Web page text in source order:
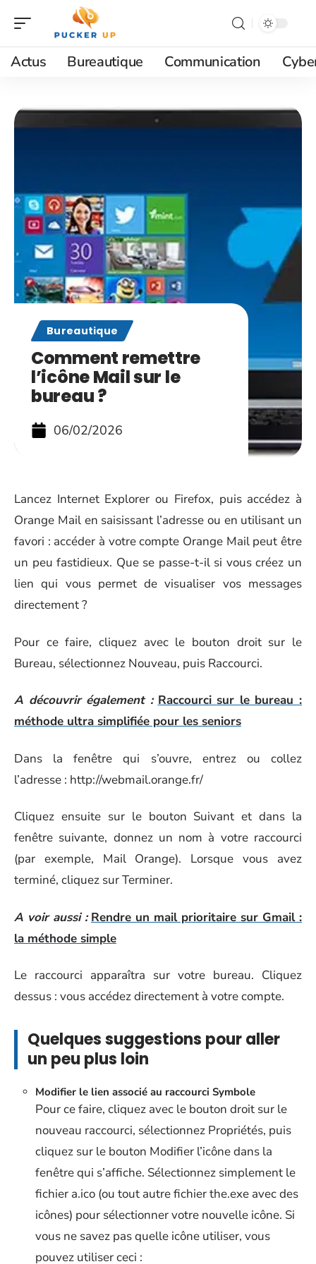
Actus Bureautique Communication
Bureautique
Comment remettre
l’icône Mail sur le
bureau ?
06/02/2026
Lancez Internet Explorer ou Firefox, puis accédez à
Orange Mail en saisissant l’adresse ou en utilisant un
favori : accéder à votre compte Orange Mail peut être
un peu fastidieux. Que se passe-t-il si vous créez un
lien qui vous permet de visualiser vos messages
directement ?
Pour ce faire, cliquez avec le bouton droit sur le
Bureau, sélectionnez Nouveau, puis Raccourci.
A découvrir également : Raccourci sur le bureau :
méthode ultra simplifiée pour les seniors
Dans la fenêtre qui s’ouvre, entrez ou collez
l’adresse : http://webmail.orange.fr/
Cliquez ensuite sur le bouton Suivant et dans la
fenêtre suivante, donnez un nom à votre raccourci
(par exemple, Mail Orange). Lorsque vous avez
terminé, cliquez sur Terminer.
A voir aussi : Rendre un mail prioritaire sur Gmail :
la méthode simple
Le raccourci apparaîtra sur votre bureau. Cliquez
dessus : vous accédez directement à votre compte.
Quelques suggestions pour aller
un peu plus loin
Modifier le lien associé au raccourci Symbole
Pour ce faire, cliquez avec le bouton droit sur le
nouveau raccourci, sélectionnez Propriétés, puis
cliquez sur le bouton Modifier l’icône dans la
fenêtre qui s’affiche. Sélectionnez simplement le
fichier a.ico (ou tout autre fichier the.exe avec des
icônes) pour sélectionner votre nouvelle icône. Si
vous ne savez pas quelle icône utiliser, vous
pouvez utiliser ceci :